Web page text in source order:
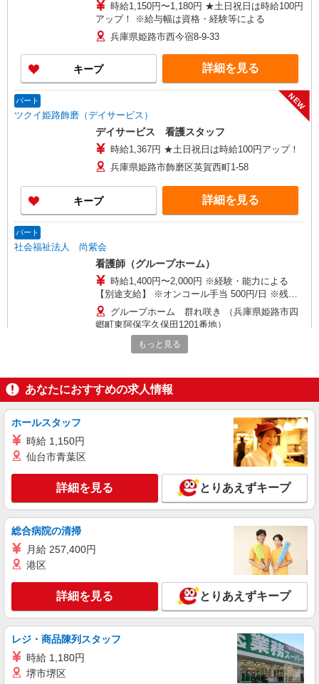
時給1,150円〜1,180円 ★土日祝日は時給100円
アップ！ ※給与幅は資格・経験等による
兵庫県姫路市西今宿8-9-33
キープ 詳細を見る
パート
ツクイ姫路飾磨（デイサービス）
NEW
デイサービス 看護スタッフ
時給1,367円 ★土日祝日は時給100円アップ！
兵庫県姫路市飾磨区英賀西町1-58
キープ 詳細を見る
パート
社会福祉法人 尚紫会
看護師（グループホーム）
時給1,400円〜2,000円 ※経験・能力による
【別途支給】 ※オンコール手当 500円/日 ※残業
手当グループホーム 群れ咲き （兵庫県姫路市四
郷町東阿保字久保田1201番地）
正社員
デイサービス レッツ倶楽部 （株式会社ダイワ）
リハビリトレーナー（デイサービス介護職）
月給205,000円〜 ※経験・能力によりさらに
優遇いたします （※理学療法士の資格をお持ちの
方 月給：230,000円〜） （※生活相談員 《正社
員》 も同時募集！ 月給：220,000円〜） ※試用
期間有（3ヶ月）同条件
≪リハビリステーションLET'S倶楽部≫ あぼし
店（兵庫県姫路市網干区大江島94番3） ★車通勤
OK！
キープ 詳細を見る
アルバイト パート
グループホームつくし網干
時給2,000円 ※オンコール手当含む ※昇給・
賞与なし ※上記の金額には処遇改善加算が含まれ
ています ※入社前に研修あり、ボランティア規定
・グループホームつくし網干 （兵庫県姫路市
余部区下余部262-2）
詳細を見る
もっと見る
あなたにおすすめの求人情報
ホールスタッフ
時給 1,150円
仙台市青葉区
詳細を見る とりあえずキープ
総合病院の清掃
月給 257,400円
港区
詳細を見る とりあえずキープ
レジ・商品陳列スタッフ
時給 1,180円
堺市堺区